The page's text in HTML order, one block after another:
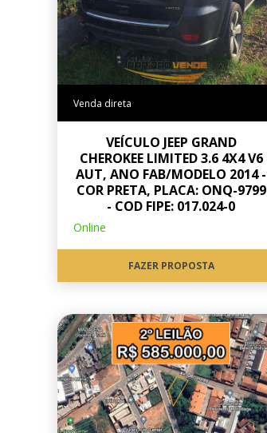
Venda direta
VEÍCULO JEEP GRAND
CHEROKEE LIMITED 3.6 4X4 V6
AUT, ANO FAB/MODELO 2014 -
COR PRETA, PLACA: ONQ-9799
- COD FIPE: 017.024-0
Online
FAZER PROPOSTA